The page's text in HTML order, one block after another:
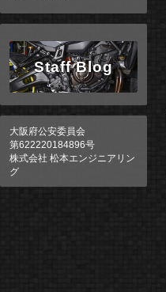
Staff Blog
大阪府公安委員会
第622220184896号
株式会社 松本エンジニアリン
グ